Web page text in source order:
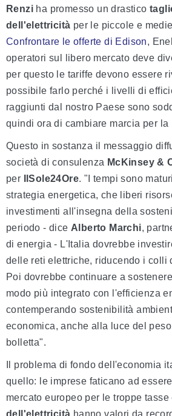
Renzi ha promesso un drastico
dell'elettricità per le piccole e
Confrontare le offerte di Edison,
operatori sul libero mercato deve
per questo le tariffe devono essere
possibile farlo perché i livelli di
raggiunti dal nostro Paese sono
quindi ora di cambiare marcia per la
Questo in sostanza il messaggio
società di consulenza McKinsey &
per
IlSole24Ore. "I tempi sono
strategia energetica, che liberi
investimenti all'insegna della
periodo - diceAlberto Marchi,
di energia - L'Italia dovrebbe
delle reti elettriche, riducendo i colli
Poi dovrebbe continuare a
modo più integrato con l'efficienza
contemperando sostenibilità
economica, anche alla luce del
bolletta".
Il problema di fondo dell'economia
quello: le imprese faticano ad
mercato europeo per le troppe tasse